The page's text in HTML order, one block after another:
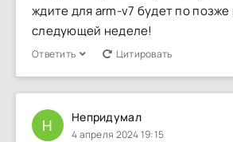
ждите для arm-v7 будет по
следующей неделе!
Ответить Цитировать
Н Непридумал
4 апреля 2024 19:15